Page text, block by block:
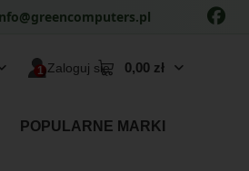
Zaloguj się 0,00 zł
POPULARNE MARKI